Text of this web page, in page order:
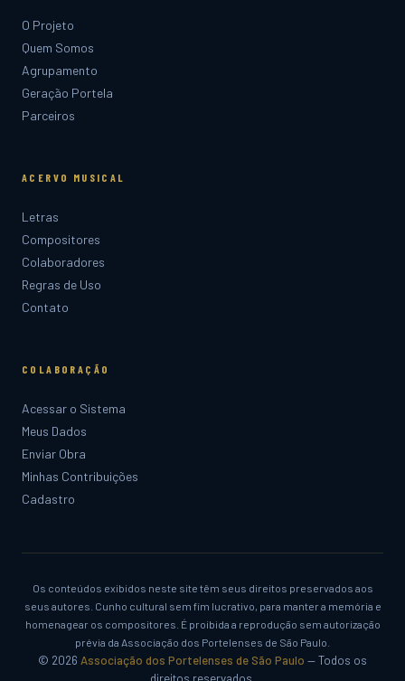
O Projeto
Quem Somos
Agrupamento
Geração Portela
Parceiros
ACERVO MUSICAL
Letras
Compositores
Colaboradores
Regras de Uso
Contato
COLABORAÇÃO
Acessar o Sistema
Meus Dados
Enviar Obra
Minhas Contribuições
Cadastro
Os conteúdos exibidos neste site têm seus direitos preservados aos
seus autores. Cunho cultural sem fim lucrativo, para manter a memória e
homenagear os compositores. É proibida a reprodução sem autorização
prévia da Associação dos Portelenses de São Paulo.
© 2026 Associação dos Portelenses de São Paulo — Todos os